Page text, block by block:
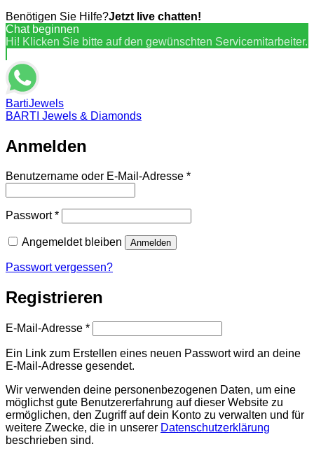
Benötigen Sie Hilfe?Jetzt live chatten!
Chat beginnen
Hi! Klicken Sie bitte auf den gewünschten Servicemitarbeiter.
BartiJewels
BARTI Jewels & Diamonds
Anmelden
Benutzername oder E-Mail-Adresse *Erforderlich
Passwort*Erforderlich
Angemeldet bleiben Anmelden
Passwort vergessen?
Registrieren
E-Mail-Adresse *Erforderlich
Ein Link zum Erstellen eines neuen Passwort wird an deine
E-Mail-Adresse gesendet.
Wir verwenden deine personenbezogenen Daten, um eine
möglichst gute Benutzererfahrung auf dieser Website zu
ermöglichen, den Zugriff auf dein Konto zu verwalten und für
weitere Zwecke, die in unserer Datenschutzerklärung
beschrieben sind.